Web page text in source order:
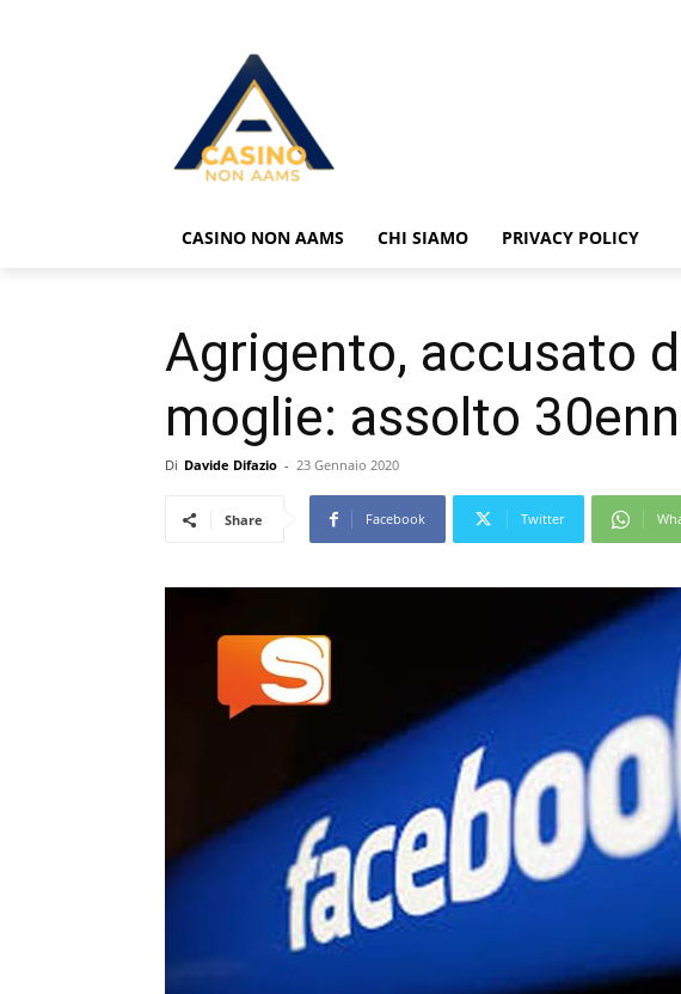
CASINO NON AAMS CHI SIAMO PRIVACY POLICY
Agrigento, accusato
moglie: assolto
Di Davide Difazio - 23 Gennaio 2020
Share Facebook Twitter